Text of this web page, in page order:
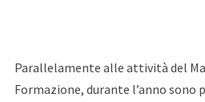
Parallelamente alle attività del
Formazione, durante l’anno sono